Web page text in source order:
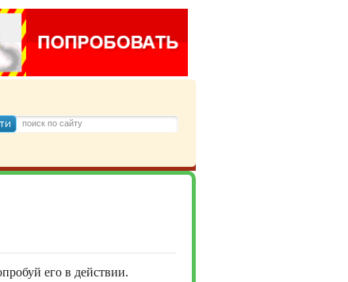
его в действии.